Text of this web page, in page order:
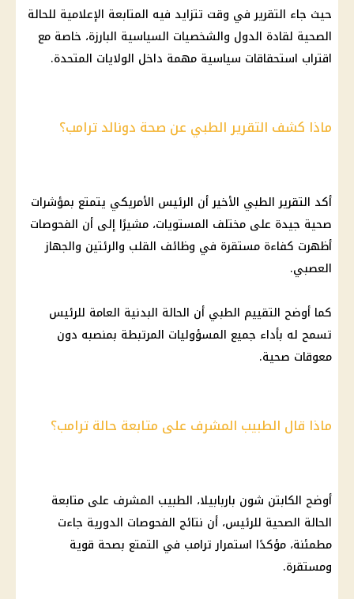
حيث جاء التقرير في وقت تتزايد فيه المتابعة الإعلامية للحالة
الصحية لقادة الدول والشخصيات السياسية البارزة، خاصة مع
اقتراب استحقاقات سياسية مهمة داخل الولايات المتحدة.
ماذا كشف التقرير الطبي عن صحة دونالد ترامب؟
أكد التقرير الطبي الأخير أن الرئيس الأمريكي يتمتع بمؤشرات
صحية جيدة على مختلف المستويات، مشيرًا إلى أن الفحوصات
أظهرت كفاءة مستقرة في وظائف القلب والرئتين والجهاز
العصبي.
كما أوضح التقييم الطبي أن الحالة البدنية العامة للرئيس
تسمح له بأداء جميع المسؤوليات المرتبطة بمنصبه دون
معوقات صحية.
ماذا قال الطبيب المشرف على متابعة حالة ترامب؟
أوضح الكابتن شون باربابيلا، الطبيب المشرف على متابعة
الحالة الصحية للرئيس، أن نتائج الفحوصات الدورية جاءت
مطمئنة، مؤكدًا استمرار ترامب في التمتع بصحة قوية
ومستقرة.